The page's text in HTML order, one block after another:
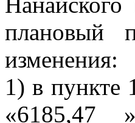
плановый
изменения:
1) в пункте
«6185,47